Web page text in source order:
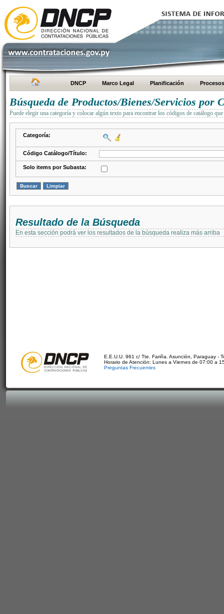
DNCP Marco Legal Planificación Procesos
Búsqueda de Productos/Bienes/Servicios por
Puede elegir una categoría y colocar algún texto para encontrar los códigos de catálogo
Categoría:
Código Catálogo/Título:
Solo items por Subasta:
Resultado de la Búsqueda
En esta sección podrá ver los resultados de la búsqueda realiza más arriba
E.E.U.U. 961 c/ Tte. Fariña. Asunción, Paraguay -
Horario de Atención: Lunes a Viernes de 07:00 a
Preguntas Frecuentes